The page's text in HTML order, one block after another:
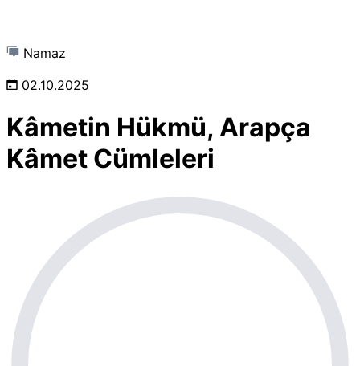
Namaz
02.10.2025
Kâmetin Hükmü, Arapça
Kâmet Cümleleri